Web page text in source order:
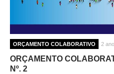
ORÇAMENTO COLABORATIVO 2
ORÇAMENTO
Nº. 2